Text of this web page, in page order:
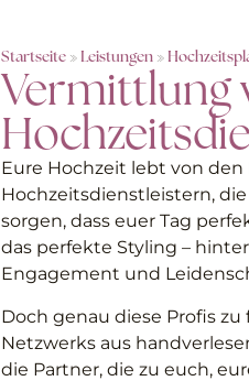
Startseite »Leistungen »
Vermittlung
Eure Hochzeit lebt von
Hochzeitsdienstleistern,
sorgen, dass euer Tag
das perfekte Styling –
Engagement und
Doch genau diese Profis
Netzwerks aus
die Partner, die zu euch,